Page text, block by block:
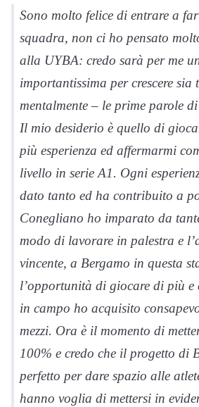
Sono molto felice di entrare a
squadra, non ci ho pensato
alla UYBA: credo sarà per me
importantissima per crescere sia
mentalmente – le prime parole
Il mio desiderio è quello di
più esperienza ed affermarmi
livello in serie A1. Ogni
dato tanto ed ha contribuito a
Conegliano ho imparato da
modo di lavorare in palestra e
vincente, a Bergamo in questa
l’opportunità di giocare di più e
in campo ho acquisito
mezzi. Ora è il momento di
100% e credo che il progetto di
perfetto per dare spazio alle
hanno voglia di mettersi in